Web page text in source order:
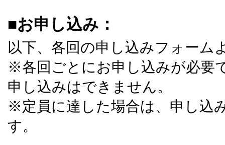
■お申し込み：
以下、各回の申し込みフォーム
※各回ごとにお申し込みが必要
申し込みはできません。
※定員に達した場合は、申し込
す。